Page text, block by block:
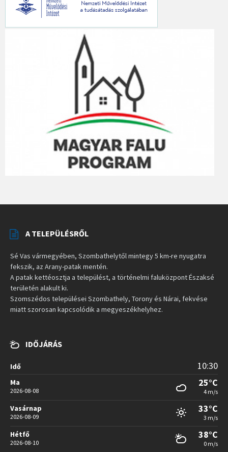
A TELEPÜLÉSRŐL
Sé Vas vármegyében, Szombathelytől mintegy 5 km-re nyugatra
fekszik, az Arany-patak mentén.
A patak kettéosztja a települést, a történelmi faluközpont Északsé
területén alakult ki.
Szomszédos települései Szombathely, Torony és Nárai, fekvése
miatt szorosan kapcsolódik a megyeszékhelyhez.
IDŐJÁRÁS
Idő 10:30
Ma
2026-08-08
25°C
4 m/s
Vasárnap
2026-08-09
33°C
3 m/s
Hétfő
2026-08-10
38°C
0 m/s